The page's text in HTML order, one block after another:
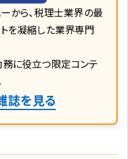
から、税理士業界の最
を凝縮した業界専門
に役立つ限定コンテ
誌を見る